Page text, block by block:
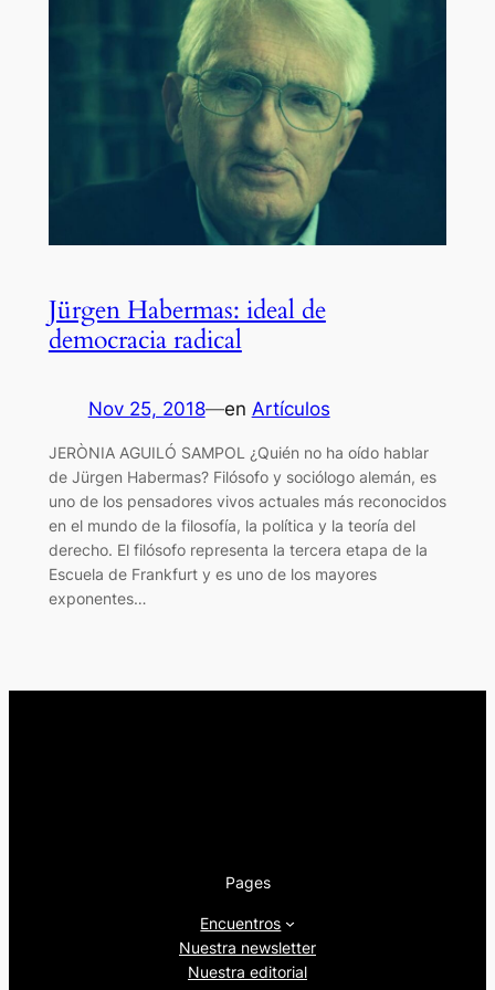
Jürgen Habermas: ideal de
democracia radical
Nov 25, 2018—en Artículos
JERÒNIA AGUILÓ SAMPOL ¿Quién no ha oído hablar
de Jürgen Habermas? Filósofo y sociólogo alemán, es
uno de los pensadores vivos actuales más reconocidos
en el mundo de la filosofía, la política y la teoría del
derecho. El filósofo representa la tercera etapa de la
Escuela de Frankfurt y es uno de los mayores
exponentes…
Pages
Encuentros
Nuestra newsletter
Nuestra editorial